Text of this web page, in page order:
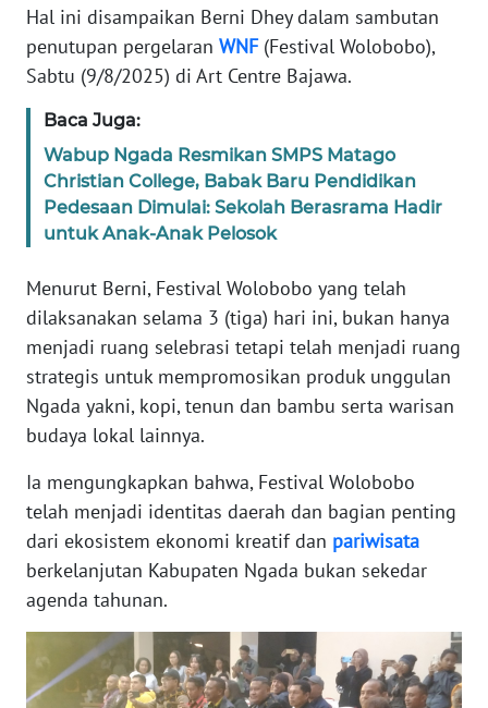
Hal ini disampaikan Berni Dhey dalam sambutan
penutupan pergelaran WNF(Festival Wolobobo),
Sabtu (9/8/2025) di Art Centre Bajawa.
Baca Juga:
Wabup Ngada Resmikan SMPS Matago
Christian College, Babak Baru Pendidikan
Pedesaan Dimulai: Sekolah Berasrama Hadir
untuk Anak-Anak Pelosok
Menurut Berni, Festival Wolobobo yang telah
dilaksanakan selama 3 (tiga) hari ini, bukan hanya
menjadi ruang selebrasi tetapi telah menjadi ruang
strategis untuk mempromosikan produk unggulan
Ngada yakni, kopi, tenun dan bambu serta warisan
budaya lokal lainnya.
Ia mengungkapkan bahwa, Festival Wolobobo
telah menjadi identitas daerah dan bagian penting
dari ekosistem ekonomi kreatif dan pariwisata
berkelanjutan Kabupaten Ngada bukan sekedar
agenda tahunan.
DISCLAIMER
Wahana
Regional
WN
JAKARTA
WN
JABAR
WN
BANTEN
WN
NTT
KEPRI